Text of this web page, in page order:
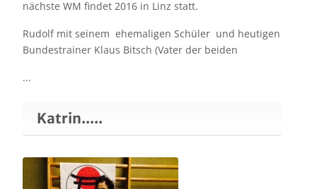
nächste WM findet 2016 in Linz statt.
Rudolf mit seinem ehemaligen Schüler und heutigen
Bundestrainer Klaus Bitsch (Vater der beiden
...
Katrin.....